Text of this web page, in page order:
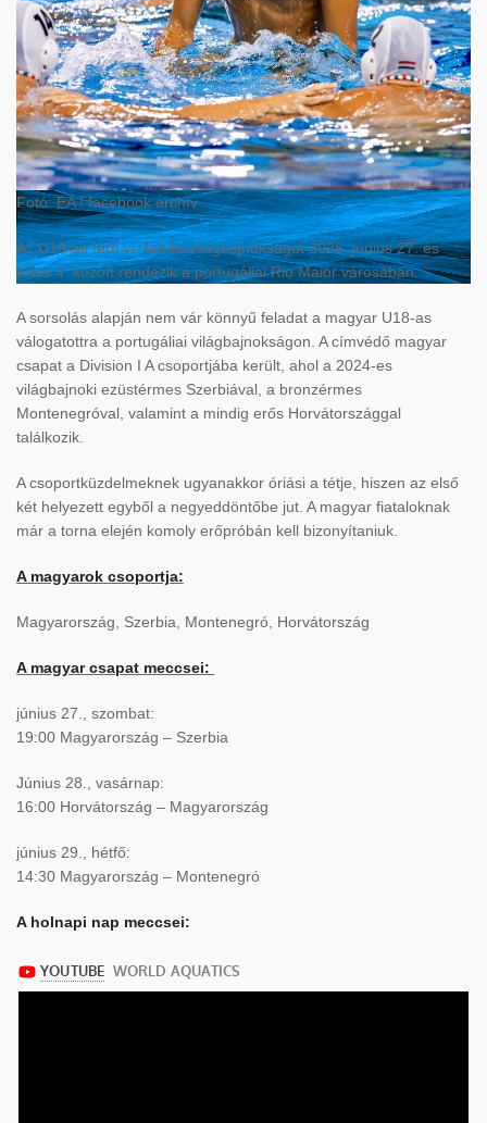
Fotó: EA / facebook archív
Az U18-as férfi vízilabda-világbajnokságot 2026. június 27. és
július 4. között rendezik a portugáliaiRio Maiorvárosában.
A sorsolás alapján nem vár könnyű feladat a magyar U18-as
válogatottra a portugáliai világbajnokságon. A címvédő magyar
csapat a Division I A csoportjába került, ahol a 2024-es
világbajnoki ezüstérmes Szerbiával, a bronzérmes
Montenegróval, valamint a mindig erős Horvátországgal
találkozik.
A csoportküzdelmeknek ugyanakkor óriási a tétje, hiszen az első
két helyezett egyből a negyeddöntőbe jut. A magyar fiataloknak
már a torna elején komoly erőpróbán kell bizonyítaniuk.
A magyarok csoportja:
Magyarország, Szerbia, Montenegró, Horvátország
A magyar csapat meccsei:
június 27., szombat:
19:00 Magyarország – Szerbia
Június 28., vasárnap:
16:00 Horvátország – Magyarország
június 29., hétfő:
14:30 Magyarország – Montenegró
A holnapi nap meccsei: